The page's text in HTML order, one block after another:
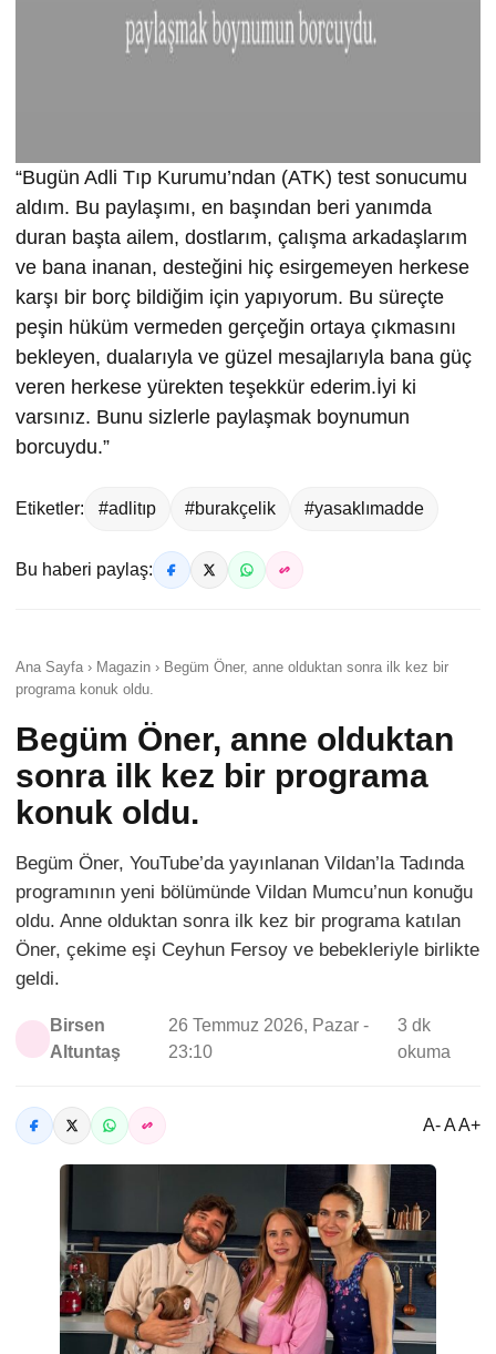
“Bugün Adli Tıp Kurumu’ndan (ATK) test sonucumu
aldım. Bu paylaşımı, en başından beri yanımda
duran başta ailem, dostlarım, çalışma arkadaşlarım
ve bana inanan, desteğini hiç esirgemeyen herkese
karşı bir borç bildiğim için yapıyorum. Bu süreçte
peşin hüküm vermeden gerçeğin ortaya çıkmasını
bekleyen, dualarıyla ve güzel mesajlarıyla bana güç
veren herkese yürekten teşekkür ederim.İyi ki
varsınız. Bunu sizlerle paylaşmak boynumun
borcuydu.”
Etiketler: #adlitıp #burakçelik #yasaklımadde
Bu haberi paylaş:
Ana Sayfa › Magazin › Begüm Öner, anne olduktan sonra ilk kez bir
programa konuk oldu.
Begüm Öner, anne olduktan
sonra ilk kez bir programa
konuk oldu.
Begüm Öner, YouTube’da yayınlanan Vildan’la Tadında
programının yeni bölümünde Vildan Mumcu’nun konuğu
oldu. Anne olduktan sonra ilk kez bir programa katılan
Öner, çekime eşi Ceyhun Fersoy ve bebekleriyle birlikte
geldi.
Birsen
Altuntaş
26 Temmuz 2026, Pazar -
23:10
3 dk
okuma
A- A A+